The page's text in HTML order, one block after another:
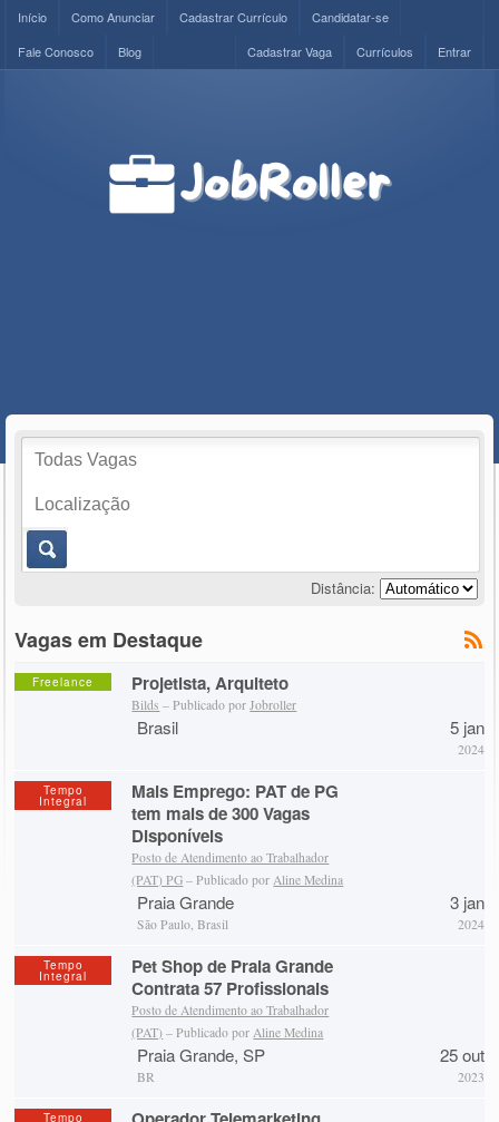
Início Como Anunciar Cadastrar Currículo
Candidatar-se
Fale Conosco
Blog Entrar
Currículos
Cadastrar Vaga
Distância:
Vagas em Destaque
Freelance Projetista, Arquiteto
Bilds – Publicado porJobroller
Brasil 5 jan
2024
Tempo
Integral
Mais Emprego: PAT de PG
tem mais de 300 Vagas
Disponíveis
Posto de Atendimento ao Trabalhador
(PAT) PG – Publicado por Aline Medina
Praia Grande
São Paulo, Brasil
3 jan
2024
Tempo
Integral
Pet Shop de Praia Grande
Contrata 57 Profissionais
Posto de Atendimento ao Trabalhador
(PAT) – Publicado por Aline Medina
Praia Grande, SP
BR
25 out
2023
Tempo